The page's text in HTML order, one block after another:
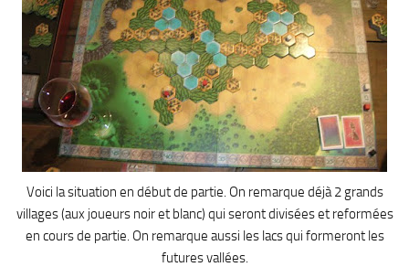
Voici la situation en début de partie. On remarque déjà 2 grands
villages (aux joueurs noir et blanc) qui seront divisées et reformées
en cours de partie. On remarque aussi les lacs qui formeront les
futures vallées.